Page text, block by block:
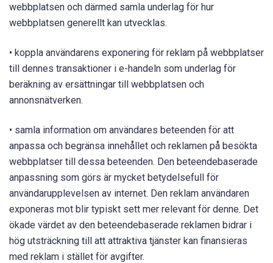
webbplatsen och därmed samla underlag för hur
webbplatsen generellt kan utvecklas.
• koppla användarens exponering för reklam på webbplatser
till dennes transaktioner i e-handeln som underlag för
beräkning av ersättningar till webbplatsen och
annonsnätverken.
• samla information om användares beteenden för att
anpassa och begränsa innehållet och reklamen på besökta
webbplatser till dessa beteenden. Den beteendebaserade
anpassning som görs är mycket betydelsefull för
användarupplevelsen av internet. Den reklam användaren
exponeras mot blir typiskt sett mer relevant för denne. Det
ökade värdet av den beteendebaserade reklamen bidrar i
hög utsträckning till att attraktiva tjänster kan finansieras
med reklam i stället för avgifter.